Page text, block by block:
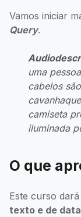
Vamos iniciar
Query.
uma
cabelos
camiseta
iluminada
O que
Este curso
texto e de data